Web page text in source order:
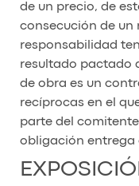
de un precio, de
consecución de un
responsabilidad
resultado pactado
de obra es un
recíprocas en el
parte del
obligación entrega